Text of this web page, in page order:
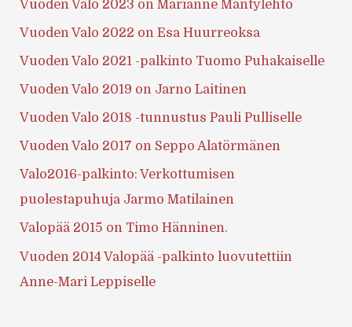
Vuoden Valo 2023 on Marianne Mäntylehto
Vuoden Valo 2022 on Esa Huurreoksa
Vuoden Valo 2021 -palkinto Tuomo Puhakaiselle
Vuoden Valo 2019 on Jarno Laitinen
Vuoden Valo 2018 -tunnustus Pauli Pulliselle
Vuoden Valo 2017 on Seppo Alatörmänen
Valo2016-palkinto: Verkottumisen
puolestapuhuja Jarmo Matilainen
Valopää 2015 on Timo Hänninen.
Vuoden 2014 Valopää -palkinto luovutettiin
Anne-Mari Leppiselle